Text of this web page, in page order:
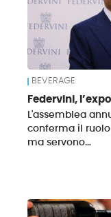
BEVERAGE
Federvini,
L'assemblea
conferma il
ma servono…